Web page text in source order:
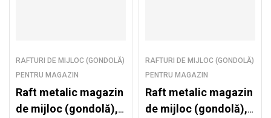
RAFTURI DE MIJLOC (GONDOLĂ)
PENTRU MAGAZIN
Raft metalic magazin
de mijloc (gondolă),
RAFTURI DE MIJLOC (GONDOLĂ)
PENTRU MAGAZIN
Raft metalic magazin
de mijloc (gondolă),